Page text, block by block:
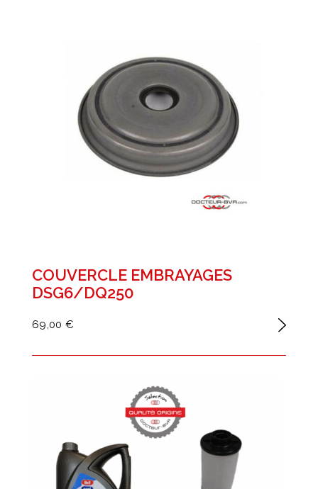
COUVERCLE EMBRAYAGES
DSG6/DQ250
69,00 €